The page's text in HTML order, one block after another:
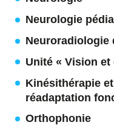
Neurologie
Neuroradiologie
Unité « Vision
Kinésithérapie
réadaptation
Orthophonie